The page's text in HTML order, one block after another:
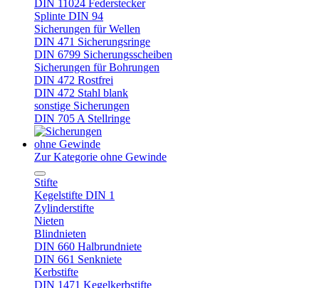
DIN 11024 Federstecker
Splinte DIN 94
Sicherungen für Wellen
DIN 471 Sicherungsringe
DIN 6799 Sicherungsscheiben
Sicherungen für Bohrungen
DIN 472 Rostfrei
DIN 472 Stahl blank
sonstige Sicherungen
DIN 705 A Stellringe
ohne Gewinde
Zur Kategorie ohne Gewinde
Stifte
Kegelstifte DIN 1
Zylinderstifte
Nieten
Blindnieten
DIN 660 Halbrundniete
DIN 661 Senkniete
Kerbstifte
DIN 1471 Kegelkerbstifte